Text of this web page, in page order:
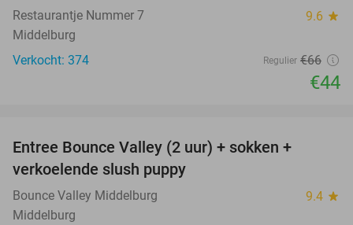
Restaurantje Nummer 7 9.6 star
Middelburg
Verkocht: 374
Regulier €66
€44
Entree Bounce Valley (2 uur) + sokken +
verkoelende slush puppy
Bounce Valley Middelburg 9.4 star
Middelburg